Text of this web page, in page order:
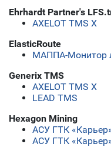
Ehrhardt Partner's
AXELOT TMS X
ElasticRoute
МАППА-Монитор
Generix TMS
AXELOT TMS X
LEAD TMS
Hexagon Mining
АСУ ГТК
АСУ ГТК